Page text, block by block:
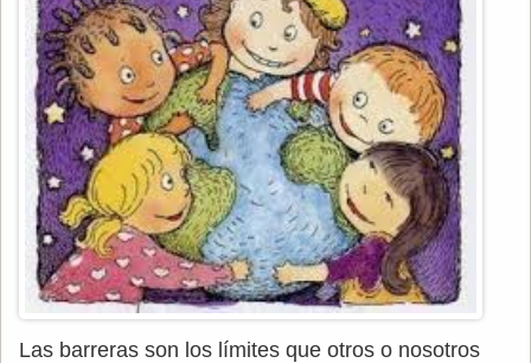
Las barreras son los límites que otros o nosotros